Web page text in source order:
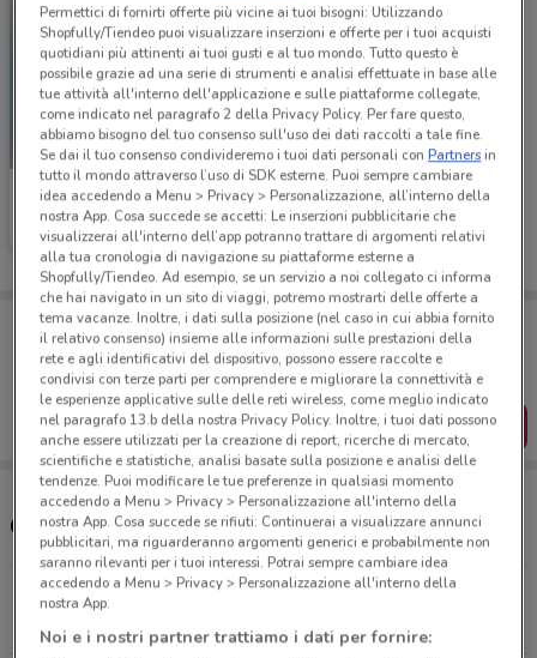
Carrefour Express
Scade il 31/08 1.3 km
Porta DoveConviene sempre con te!
Puoi trovare le migliori offerte dei negozi vicino a te,
salvarle e creare la tua lista del risparmio, comodamente
dal tuo cellulare.
SCARICA L’APP
Orari e supermercati Carrefour Express
Via Vittorio Veneto, 12 Albano Laziale
Permettici di fornirti offerte più vicine ai tuoi bisogni: Utilizzando
Shopfully/Tiendeo puoi visualizzare inserzioni e offerte per i tuoi acquisti
quotidiani più attinenti ai tuoi gusti e al tuo mondo. Tutto questo è
possibile grazie ad una serie di strumenti e analisi effettuate in base alle
tue attività all'interno dell'applicazione e sulle piattaforme collegate,
come indicato nel paragrafo 2 della Privacy Policy. Per fare questo,
abbiamo bisogno del tuo consenso sull'uso dei dati raccolti a tale fine.
Se dai il tuo consenso condivideremo i tuoi dati personali conPartnersin
tutto il mondo attraverso l’uso di SDK esterne. Puoi sempre cambiare
idea accedendo a Menu > Privacy > Personalizzazione, all’interno della
nostra App. Cosa succede se accetti: Le inserzioni pubblicitarie che
visualizzerai all'interno dell’app potranno trattare di argomenti relativi
alla tua cronologia di navigazione su piattaforme esterne a
Shopfully/Tiendeo. Ad esempio, se un servizio a noi collegato ci informa
che hai navigato in un sito di viaggi, potremo mostrarti delle offerte a
tema vacanze. Inoltre, i dati sulla posizione (nel caso in cui abbia fornito
il relativo consenso) insieme alle informazioni sulle prestazioni della
rete e agli identificativi del dispositivo, possono essere raccolte e
condivisi con terze parti per comprendere e migliorare la connettività e
le esperienze applicative sulle delle reti wireless, come meglio indicato
nel paragrafo 13.b della nostra Privacy Policy. Inoltre, i tuoi dati possono
anche essere utilizzati per la creazione di report, ricerche di mercato,
scientifiche e statistiche, analisi basate sulla posizione e analisi delle
tendenze. Puoi modificare le tue preferenze in qualsiasi momento
accedendo a Menu > Privacy > Personalizzazione all'interno della
nostra App. Cosa succede se rifiuti: Continuerai a visualizzare annunci
pubblicitari, ma riguarderanno argomenti generici e probabilmente non
saranno rilevanti per i tuoi interessi. Potrai sempre cambiare idea
accedendo a Menu > Privacy > Personalizzazione all'interno della
nostra App.
Noi e i nostri partner trattiamo i dati per fornire: